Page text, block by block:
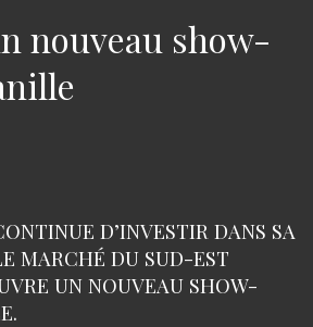
nouveau show-
D’INVESTIR DANS SA
MARCHÉ DU SUD-EST
UN NOUVEAU SHOW-